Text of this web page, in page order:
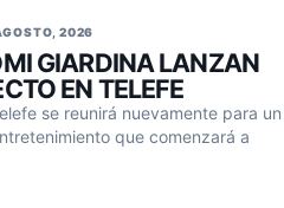
2026
GIARDINA LANZAN
EN TELEFE
se reunirá nuevamente para un
que comenzará a